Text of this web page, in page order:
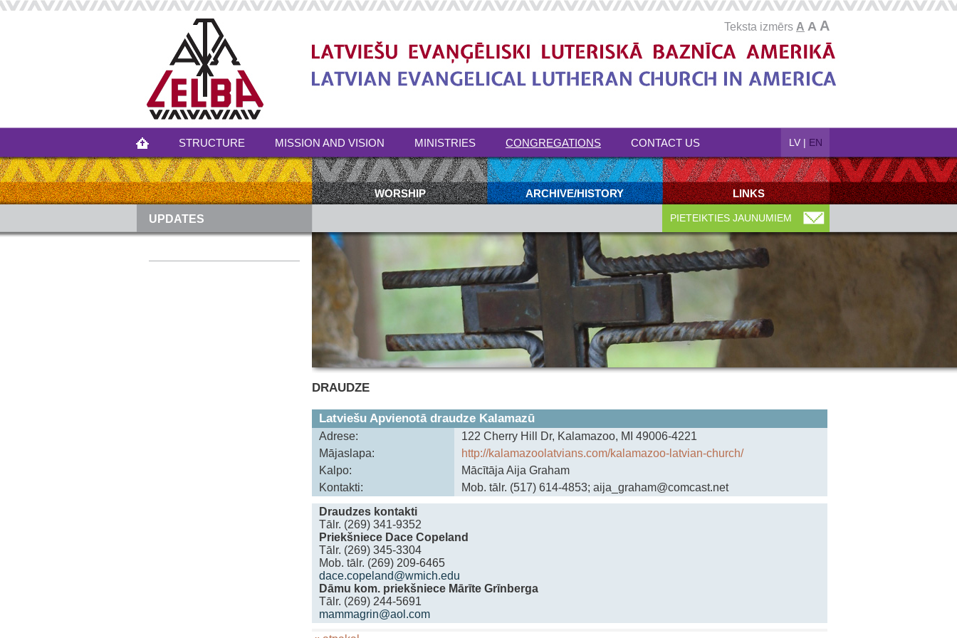
Teksta izmērs A A A
STRUCTURE MISSION AND VISION MINISTRIES CONGREGATIONS CONTACT US LV | EN
WORSHIP ARCHIVE/HISTORY LINKS
UPDATES PIETEIKTIES JAUNUMIEM
DRAUDZE
Latviešu Apvienotā draudze Kalamazū
Adrese:
122 Cherry Hill Dr, Kalamazoo, MI 49006-4221
Mājaslapa:
http://kalamazoolatvians.com/kalamazoo-latvian-church/
Kalpo:
Mācītāja Aija Graham
Kontakti:
Mob. tālr. (517) 614-4853; ‍aija_graham@comcast.net
Draudzes kontakti
Tālr. (269) 341-9352
Priekšniece Dace Copeland
Tālr. (269) 345-3304
Mob. tālr. (269) 209-6465
dace.copeland@wmich.edu
Dāmu kom. priekšniece Mārīte Grīnberga
Tālr. (269) 244-5691
mammagrin@aol.com